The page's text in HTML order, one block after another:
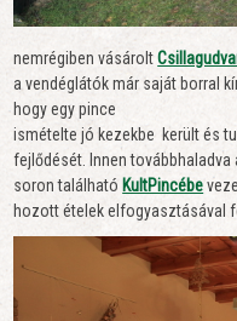
nemrégiben vásárolt
a vendéglátók már saját borral
hogy egy pince
ismételte jó kezekbe került és
fejlődését. Innen
soron található KultPincébe
hozott ételek elfogyasztásával